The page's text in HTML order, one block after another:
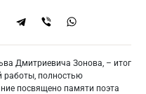
Дмитриевича Зонова, – итог
работы, полностью
посвящено памяти поэта